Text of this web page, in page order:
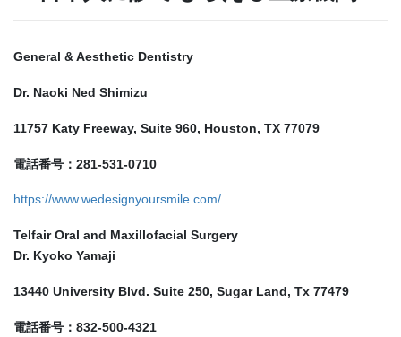
General & Aesthetic Dentistry
Dr. Naoki Ned Shimizu
11757 Katy Freeway, Suite 960, Houston, TX 77079
電話番号：281-531-0710
https://www.wedesignyoursmile.com/
Telfair Oral and Maxillofacial Surgery
Dr. Kyoko Yamaji
13440 University Blvd. Suite 250, Sugar Land, Tx 77479
電話番号：832-500-4321